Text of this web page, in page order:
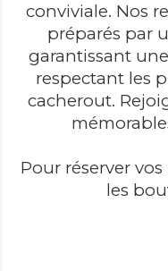
conviviale. Nos
préparés par
garantissant
respectant les
cacherout.
Pour réserver
les